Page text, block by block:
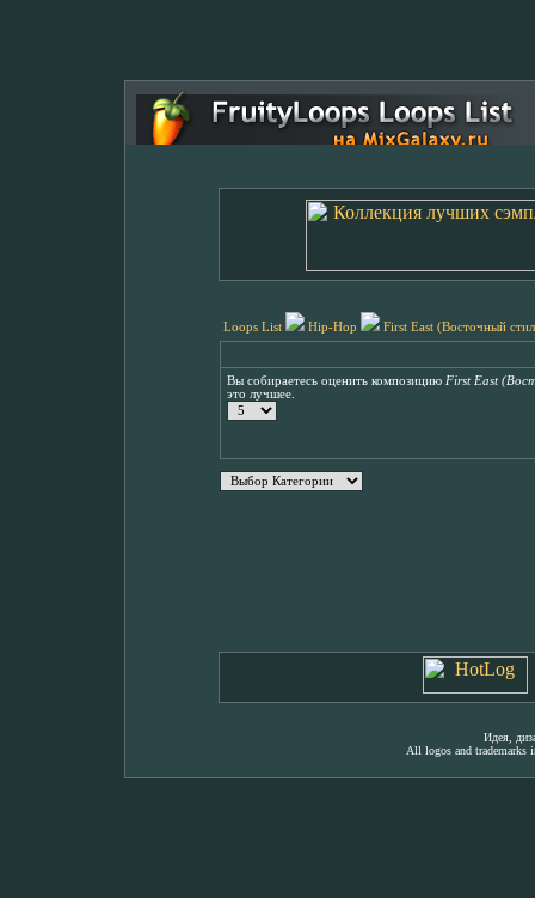
Loops List Hip-Hop First East (Восточный
Вы собираетесь оценить композицию First East
это лучшее.
Идея,
All logos and trademarks